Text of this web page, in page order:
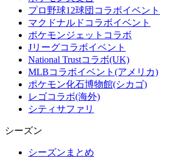
プロ野球12球団コラボイベント
マクドナルドコラボイベント
ポケモンジェットコラボ
Jリーグコラボイベント
National Trustコラボ(UK)
MLBコラボイベント(アメリカ)
ポケモン化石博物館(シカゴ)
レゴコラボ(海外)
シティサファリ
シーズン
シーズンまとめ